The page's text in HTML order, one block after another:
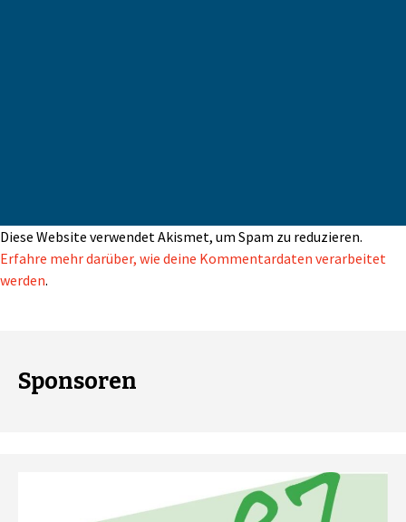
Diese Website verwendet Akismet, um Spam zu reduzieren.
Erfahre mehr darüber, wie deine Kommentardaten verarbeitet
werden.
Sponsoren